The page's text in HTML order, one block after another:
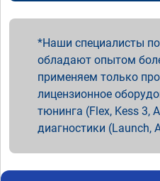
Наши специалисты
обладают опытом
применяем только
лицензионное
тюнинга (Flex, Kess 3,
диагностики (Launch,